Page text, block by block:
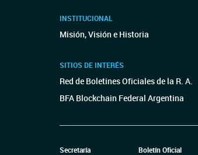
INSTITUCIONAL
Misión, Visión e Historia
SITIOS DE INTERÉS
Red de Boletines Oficiales de la R. A.
BFA Blockchain Federal Argentina
Secretaría Boletín Oficial